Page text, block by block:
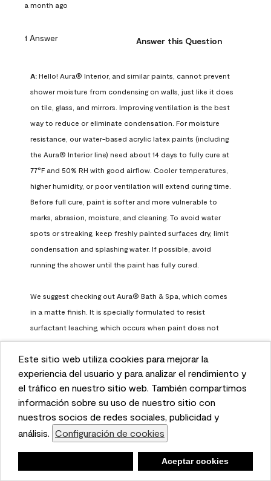
This website uses cookies to enhance user experience
and to analyze performance and traffic on our website.
We also share information about your use of our site
with our social media, advertising, and analytics
partners. Cookie Settings
Accept Cookies
Este sitio web utiliza cookies para mejorar la
experiencia del usuario y para analizar el rendimiento y
el tráfico en nuestro sitio web. También compartimos
información sobre su uso de nuestro sitio con
nuestros socios de redes sociales, publicidad y
análisis. Configuración de cookies
Aceptar cookies
a month ago
1 Answer Answer this Question
A: Hello! Aura® Interior, and similar paints, cannot prevent
shower moisture from condensing on walls, just like it does
on tile, glass, and mirrors. Improving ventilation is the best
way to reduce or eliminate condensation. For moisture
resistance, our water-based acrylic latex paints (including
the Aura® Interior line) need about 14 days to fully cure at
77°F and 50% RH with good airflow. Cooler temperatures,
higher humidity, or poor ventilation will extend curing time.
Before full cure, paint is softer and more vulnerable to
marks, abrasion, moisture, and cleaning. To avoid water
spots or streaking, keep freshly painted surfaces dry, limit
condensation and splashing water. If possible, avoid
running the shower until the paint has fully cured.
We suggest checking out Aura® Bath & Spa, which comes
in a matte finish. It is specially formulated to resist
surfactant leaching, which occurs when paint does not
have enough time to fully cure before being exposed to
high humidity. To learn more, feel free to check it out here:
https://www.benjaminmoore.com/en-us/interior-exterior-
paints-stains/product-catalog/abs/aura-bath-and-spa-
paint
Benjamin Moore Support
a month ago